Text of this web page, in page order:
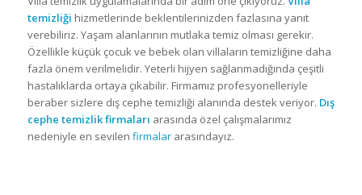
temizliği hizmetlerinde beklentilerinizden fazlasına yanıt
verebiliriz. Yaşam alanlarının mutlaka temiz olması gerekir.
Özellikle küçük çocuk ve bebek olan villaların temizliğine daha
fazla önem verilmelidir. Yeterli hijyen sağlanmadığında çeşitli
hastalıklarda ortaya çıkabilir. Firmamız profesyonelleriyle
beraber sizlere dış cephe temizliği alanında destek veriyor. Dış
cephe temizlik firmaları arasında özel çalışmalarımız
nedeniyle en sevilen firmalararasındayız.